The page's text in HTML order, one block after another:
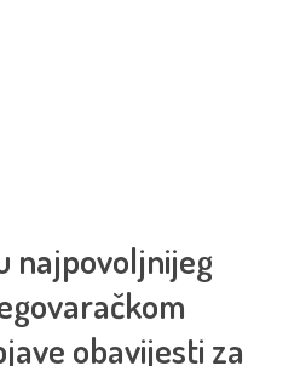
najpovoljnijeg
obavijesti za